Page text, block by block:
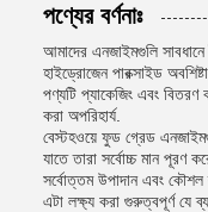
পণ্যের বর্ণনাঃ
আমাদের এনজাইমগুলি সাবধানে
হাইড্রোজেন পারক্সাইড
পণ্যটি প্যাকেজিং এবং
করা অপরিহার্য.
বেস্টহওয়ে ফুড গ্রেড
যাতে তারা সর্বোচ্চ মান
সর্বোত্তম উপাদান এবং কৌশল
এটা লক্ষ্য করা গুরুত্বপূর্ণ যে